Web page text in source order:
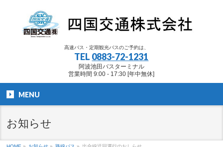
高速バス・定期観光バスのご予約は、
TEL 0883-72-1231
阿波池田バスターミナル
営業時間 9:00 - 17:30 [年中無休]
MENU
お知らせ